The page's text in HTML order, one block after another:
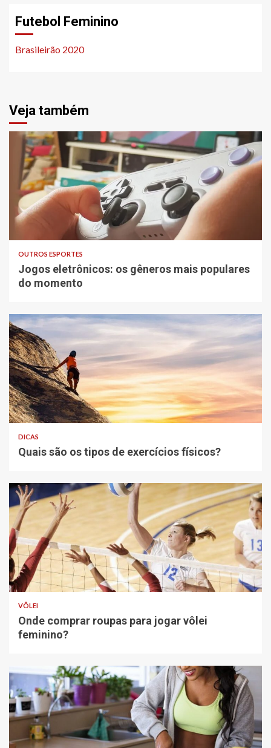
Futebol Feminino
Brasileirão 2020
Veja também
OUTROS ESPORTES
Jogos eletrônicos: os gêneros mais populares
do momento
DICAS
Quais são os tipos de exercícios físicos?
VÔLEI
Onde comprar roupas para jogar vôlei
feminino?